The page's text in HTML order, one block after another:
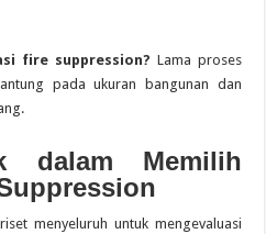
fire suppression? Lama proses
pada ukuran bangunan dan
dalam Memilih
menyeluruh untuk mengevaluasi